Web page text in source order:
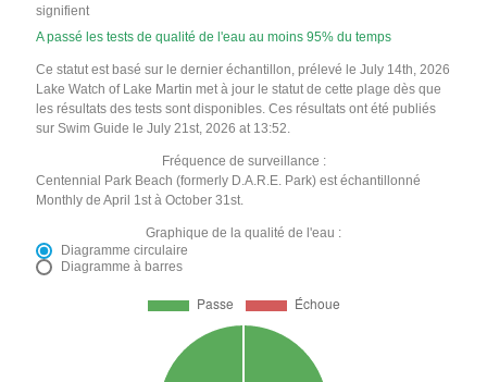
signifient
A passé les tests de qualité de l'eau au moins 95% du temps
Ce statut est basé sur le dernier échantillon, prélevé le July 14th, 2026
Lake Watch of Lake Martin met à jour le statut de cette plage dès que
les résultats des tests sont disponibles. Ces résultats ont été publiés
sur Swim Guide le July 21st, 2026 at 13:52.
Fréquence de surveillance :
Centennial Park Beach (formerly D.A.R.E. Park) est échantillonné
Monthly de April 1st à October 31st.
Graphique de la qualité de l'eau :
Diagramme circulaire
Diagramme à barres